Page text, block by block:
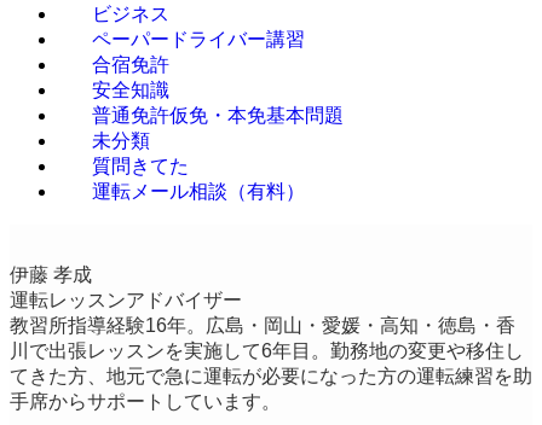
ビジネス
ペーパードライバー講習
合宿免許
安全知識
普通免許仮免・本免基本問題
未分類
質問きてた
運転メール相談（有料）
伊藤 孝成
運転レッスンアドバイザー
教習所指導経験16年。広島・岡山・愛媛・高知・徳島・香
川で出張レッスンを実施して6年目。勤務地の変更や移住し
てきた方、地元で急に運転が必要になった方の運転練習を助
手席からサポートしています。